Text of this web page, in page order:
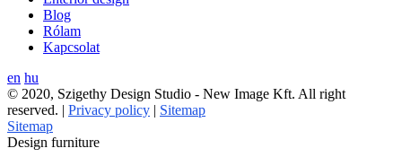
Blog
Rólam
Kapcsolat
en hu
© 2020, Szigethy Design Studio - New Image Kft. All right
reserved. | Privacy policy | Sitemap
Sitemap
Design furniture